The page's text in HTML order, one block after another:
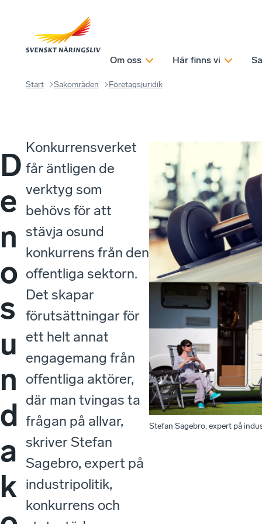
Om oss Här finns vi
Start Sakområden Företagsjuridik
D
e
n
o
s
u
n
d
a
k
Konkurrensverket
får äntligen de
verktyg som
behövs för att
stävja osund
konkurrens från den
offentliga sektorn.
Det skapar
förutsättningar för
ett helt annat
engagemang från
offentliga aktörer,
där man tvingas ta
frågan på allvar,
skriver Stefan
Sagebro, expert på
industripolitik,
konkurrens och
Stefan Sagebro, expert på